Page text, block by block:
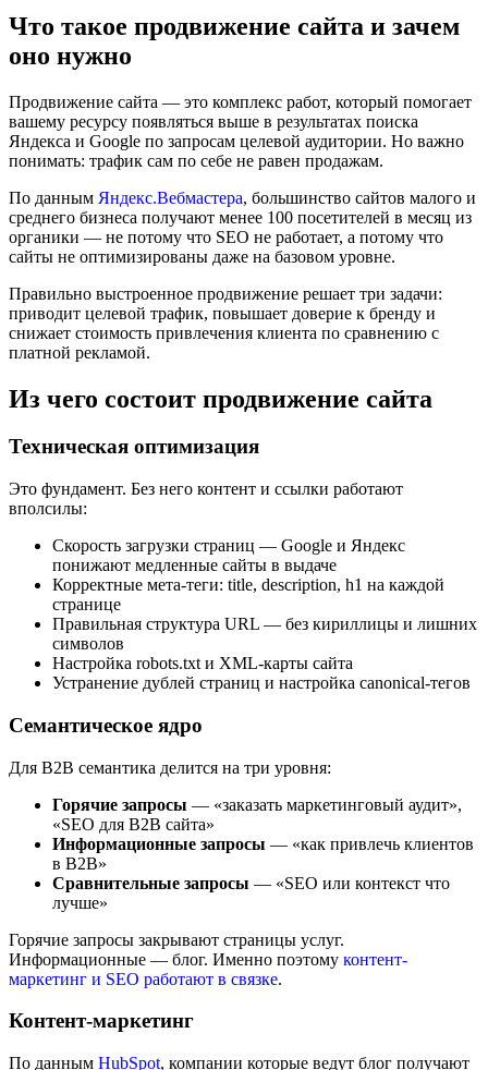
Что такое продвижение сайта и зачем
оно нужно
Продвижение сайта — это комплекс работ, который помогает
вашему ресурсу появляться выше в результатах поиска
Яндекса и Google по запросам целевой аудитории. Но важно
понимать: трафик сам по себе не равен продажам.
По данным Яндекс.Вебмастера, большинство сайтов малого и
среднего бизнеса получают менее 100 посетителей в месяц из
органики — не потому что SEO не работает, а потому что
сайты не оптимизированы даже на базовом уровне.
Правильно выстроенное продвижение решает три задачи:
приводит целевой трафик, повышает доверие к бренду и
снижает стоимость привлечения клиента по сравнению с
платной рекламой.
Из чего состоит продвижение сайта
Техническая оптимизация
Это фундамент. Без него контент и ссылки работают
вполсилы:
Скорость загрузки страниц — Google и Яндекс
понижают медленные сайты в выдаче
Корректные мета-теги: title, description, h1 на каждой
странице
Правильная структура URL — без кириллицы и лишних
символов
Настройка robots.txt и XML-карты сайта
Устранение дублей страниц и настройка canonical-тегов
Семантическое ядро
Для B2B семантика делится на три уровня:
Горячие запросы — «заказать маркетинговый аудит»,
«SEO для B2B сайта»
Информационные запросы — «как привлечь клиентов
в B2B»
Сравнительные запросы — «SEO или контекст что
лучше»
Горячие запросы закрывают страницы услуг.
Информационные — блог. Именно поэтому контент-
маркетинг и SEO работают в связке.
Контент-маркетинг
По данным HubSpot, компании которые ведут блог получают